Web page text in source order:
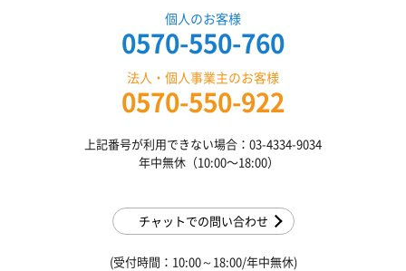
個人のお客様
0570-550-760
法人・個人事業主のお客様
0570-550-922
上記番号が利用できない場合：03-4334-9034
年中無休（10:00〜18:00）
チャットでの問い合わせ
(受付時間：10:00～18:00/年中無休)